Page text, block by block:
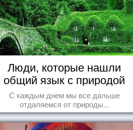
Люди, которые нашли
общий язык с природой
С каждым днем мы все дальше
отдаляемся от природы...